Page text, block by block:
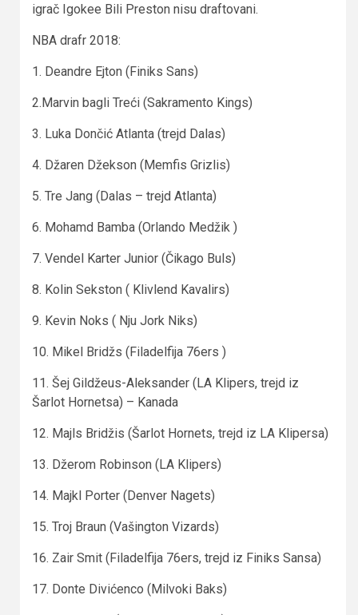
igrač Igokee Bili Preston nisu draftovani.
NBA drafr 2018:
1. Deandre Ejton (Finiks Sans)
2.Marvin bagli Treći (Sakramento Kings)
3. Luka Dončić Atlanta (trejd Dalas)
4. Džaren Džekson (Memfis Grizlis)
5. Tre Jang (Dalas – trejd Atlanta)
6. Mohamd Bamba (Orlando Medžik )
7. Vendel Karter Junior (Čikago Buls)
8. Kolin Sekston ( Klivlend Kavalirs)
9. Kevin Noks ( Nju Jork Niks)
10. Mikel Bridžs (Filadelfija 76ers )
11. Šej Gildžeus-Aleksander (LA Klipers, trejd iz
Šarlot Hornetsa) – Kanada
12. Majls Bridžis (Šarlot Hornets, trejd iz LA Klipersa)
13. Džerom Robinson (LA Klipers)
14. Majkl Porter (Denver Nagets)
15. Troj Braun (Vašington Vizards)
16. Zair Smit (Filadelfija 76ers, trejd iz Finiks Sansa)
17. Donte Divićenco (Milvoki Baks)